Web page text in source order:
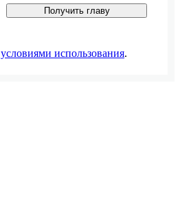
Получить главу
условиями использования.